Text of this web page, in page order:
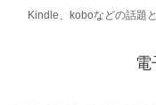
Kindle、koboなどの話題
電